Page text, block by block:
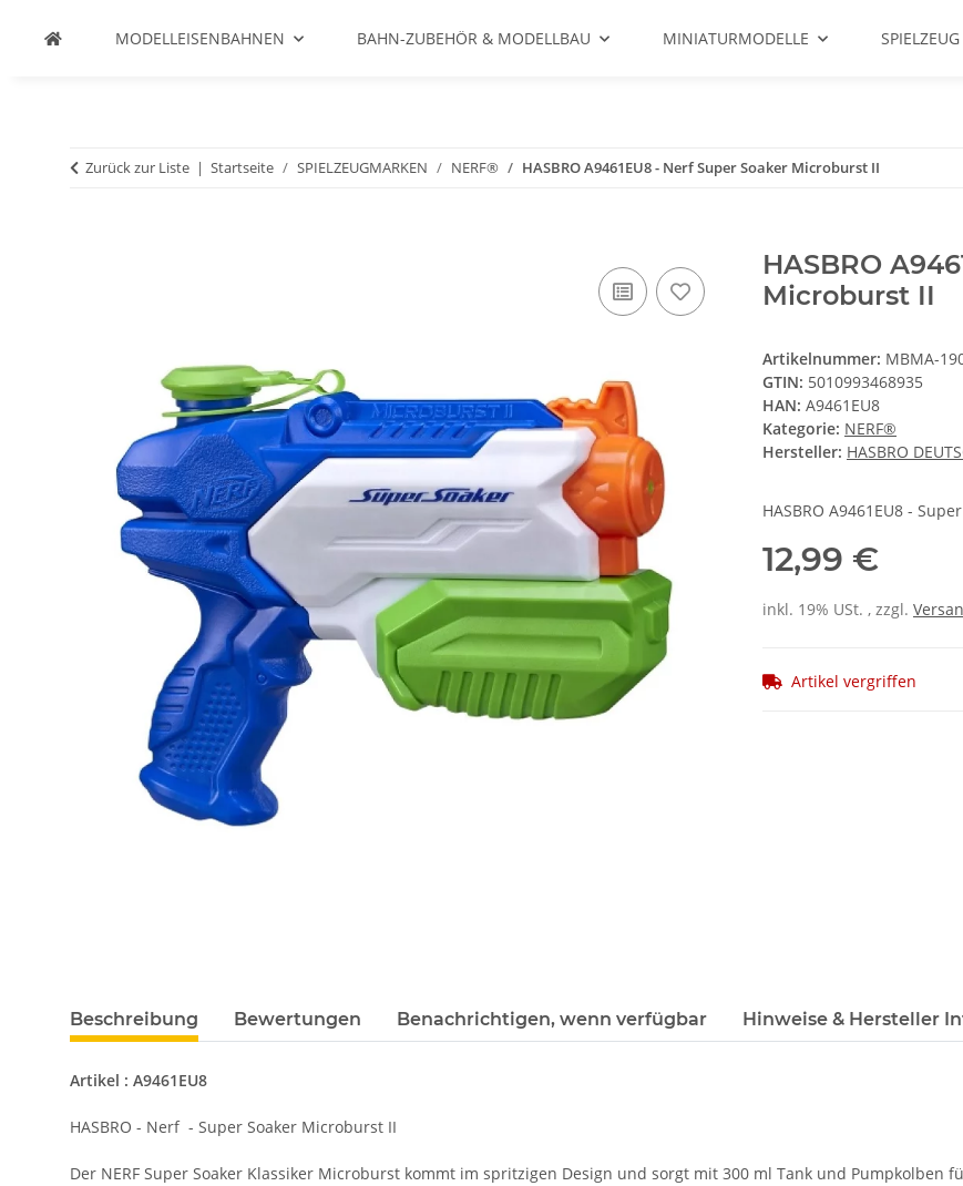
MODELLEISENBAHNEN BAHN-ZUBEHÖR & MODELLBAU MINIATURMODELLE SPIELZEUG
Zurück zur Liste Startseite SPIELZEUGMARKEN NERF® HASBRO A9461EU8 - Nerf Super Soaker Microburst II
HASBRO
Microburst II
Artikelnummer: MBMA-
GTIN: 5010993468935
HAN: A9461EU8
Kategorie: NERF®
Hersteller: HASBRO
HASBRO A9461EU8 -
12,99 €
inkl. 19% USt. , zzgl.
Artikel vergriffen
Beschreibung Bewertungen Benachrichtigen, wenn verfügbar Hinweise & Hersteller
Artikel : A9461EU8
HASBRO - Nerf - Super Soaker Microburst II
Der NERF Super Soaker Klassiker Microburst kommt im spritzigen Design und sorgt mit 300 ml Tank und Pumpkolben